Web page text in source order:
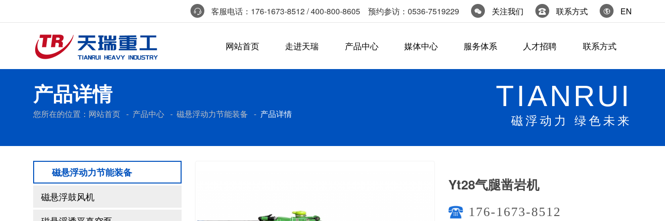
客服电话：176-1673-8512 / 400-800-8605 预约参访：0536-7519229 关注我们 联系方式 EN
网站首页 走进天瑞 产品中心 媒体中心 服务体系 人才招聘 联系方式
产品详情
您所在的位置： 网站首页 - 产品中心 -磁悬浮动力节能装备 - 产品详情
TIANRUI
磁浮动力 绿色未来
磁悬浮动力节能装备
磁悬浮鼓风机
Yt28气腿凿岩机
176-1673-8512